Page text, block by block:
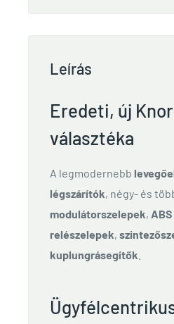
Leírás
Eredeti, új
választéka
A legmodernebb
légszárítók, négy- és
modulátorszelepek,
relészelepek,
kuplungrásegítők